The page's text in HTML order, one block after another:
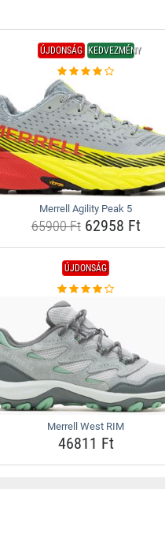
ÚJDONSÁG KEDVEZMÉNY
Merrell Agility Peak 5
65900 Ft62958 Ft
ÚJDONSÁG
Merrell West RIM
46811 Ft